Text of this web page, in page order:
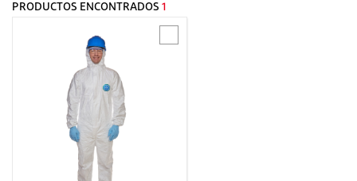
PRODUCTOS ENCONTRADOS 1